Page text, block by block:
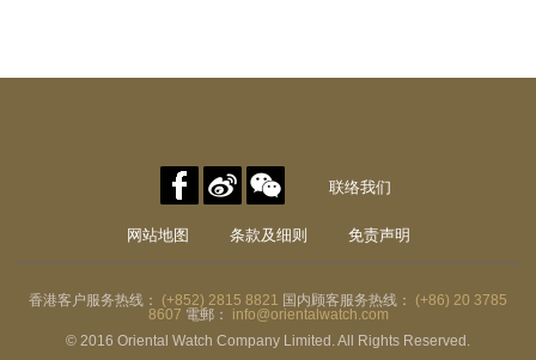
联络我们
网站地图 条款及细则 免责声明
香港客户服务热线： (+852) 2815 8821 国内顾客服务热线： (+86) 20 3785
8607 電郵：
info@orientalwatch.com
© 2016 Oriental Watch Company Limited. All Rights Reserved.